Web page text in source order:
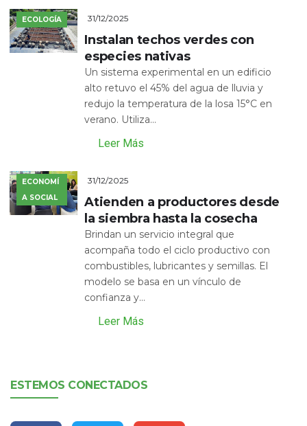
ECOLOGÍA 31/12/2025
Instalan techos verdes con
especies nativas
Un sistema experimental en un edificio
alto retuvo el 45% del agua de lluvia y
redujo la temperatura de la losa 15°C en
verano. Utiliza...
Leer Más
ECONOMÍ
A SOCIAL
31/12/2025
Atienden a productores desde
la siembra hasta la cosecha
Brindan un servicio integral que
acompaña todo el ciclo productivo con
combustibles, lubricantes y semillas. El
modelo se basa en un vínculo de
confianza y...
Leer Más
ESTEMOS CONECTADOS